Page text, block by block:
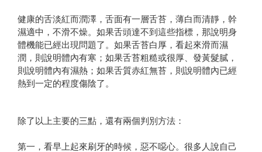
健康的舌淡紅而潤澤，舌面有一層舌苔，薄白而清靜，幹
濕適中，不滑不燥。如果舌頭達不到這些指標，那說明身
體機能已經出現問題了。如果舌苔白厚，看起來滑而濕
潤，則說明體內有寒；如果舌苔粗糙或很厚、發黃髮膩，
則說明體內有濕熱；如果舌質赤紅無苔，則說明體內已經
熱到一定的程度傷陰了。
除了以上主要的三點，還有兩個判別方法：­
第一，看早上起來刷牙的時候，惡不噁心。很多人說自己